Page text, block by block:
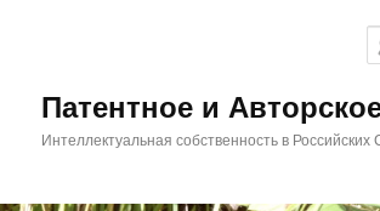
Патентное и
Интеллектуальная собственность в